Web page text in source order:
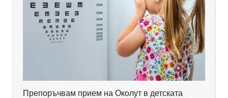
Препоръчвам прием на Околут в детската